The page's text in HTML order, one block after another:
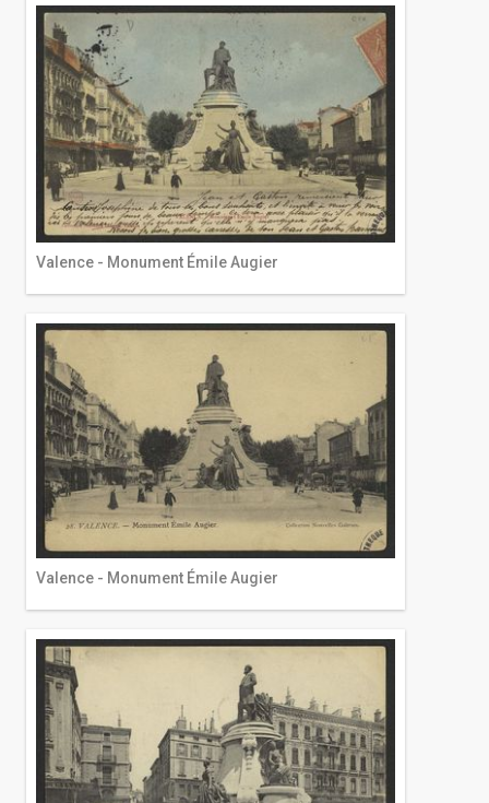
Valence - Monument Émile Augier
Valence - Monument Émile Augier